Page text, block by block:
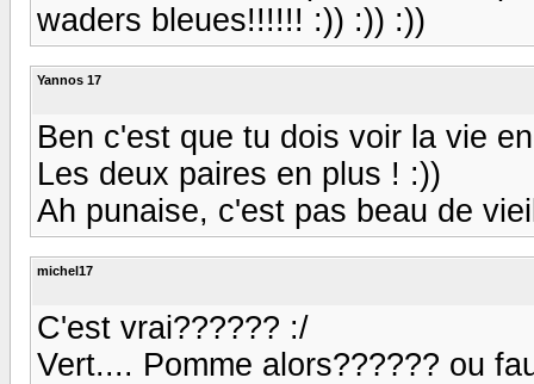
waders bleues!!!!!! :)) :)) :))
Yannos 17
Ben c'est que tu dois voir la vie
Les deux paires en plus ! :))
Ah punaise, c'est pas beau de
michel17
C'est vrai?????? :/
Vert.... Pomme alors?????? ou